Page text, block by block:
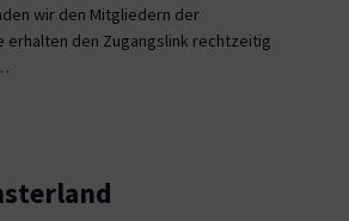
wir den Mitgliedern der
erhalten den Zugangslink rechtzeitig